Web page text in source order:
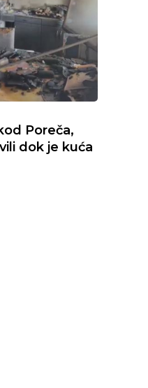
Poreča,
dok je kuća